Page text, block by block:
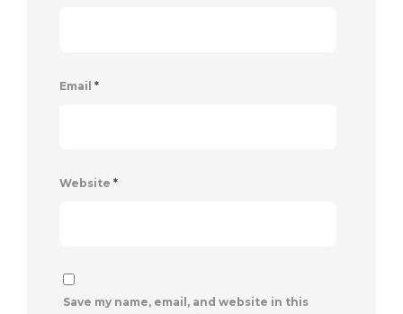
Email *
Website *
Save my name, email, and website in this